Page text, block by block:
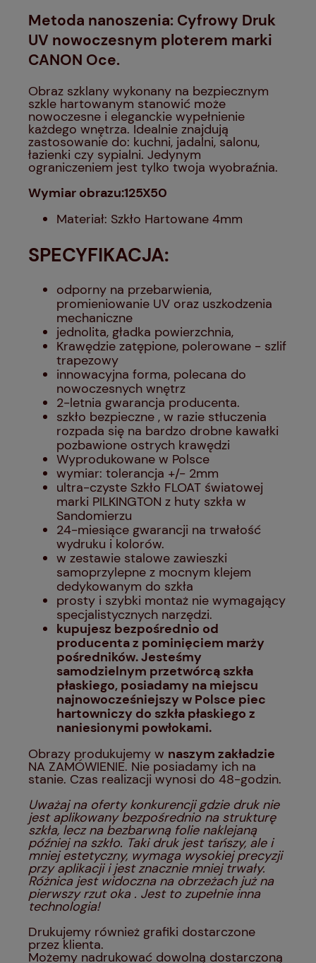
Metoda nanoszenia: Cyfrowy Druk
UV nowoczesnym ploterem marki
CANON Oce.
Obraz szklany wykonany na bezpiecznym
szkle hartowanym stanowić może
nowoczesne i eleganckie wypełnienie
każdego wnętrza. Idealnie znajdują
zastosowanie do: kuchni, jadalni, salonu,
łazienki czy sypialni. Jedynym
ograniczeniem jest tylko twoja wyobraźnia.
Wymiar obrazu:125X50
Materiał: Szkło Hartowane 4mm
SPECYFIKACJA:
odporny na przebarwienia,
promieniowanie UV oraz uszkodzenia
mechaniczne
jednolita, gładka powierzchnia,
Krawędzie zatępione, polerowane - szlif
trapezowy
innowacyjna forma, polecana do
nowoczesnych wnętrz
2-letnia gwarancja producenta.
szkło bezpieczne , w razie stłuczenia
rozpada się na bardzo drobne kawałki
pozbawione ostrych krawędzi
Wyprodukowane w Polsce
wymiar: tolerancja +/- 2mm
ultra-czyste Szkło FLOAT światowej
marki PILKINGTON z huty szkła w
Sandomierzu
24-miesiące gwarancji na trwałość
wydruku i kolorów.
w zestawie stalowe zawieszki
samoprzylepne z mocnym klejem
dedykowanym do szkła
prosty i szybki montaż nie wymagający
specjalistycznych narzędzi.
kupujesz bezpośrednio od
producenta z pominięciem marży
pośredników. Jesteśmy
samodzielnym przetwórcą szkła
płaskiego, posiadamy na miejscu
najnowocześniejszy w Polsce piec
hartowniczy do szkła płaskiego z
naniesionymi powłokami.
Obrazy produkujemy w naszym zakładzie
NA ZAMÓWIENIE. Nie posiadamy ich na
stanie. Czas realizacji wynosi do 48-godzin.
Uważaj na oferty konkurencji gdzie druk nie
jest aplikowany bezpośrednio na strukturę
szkła, lecz na bezbarwną folie naklejaną
później na szkło. Taki druk jest tańszy, ale i
mniej estetyczny, wymaga wysokiej precyzji
przy aplikacji i jest znacznie mniej trwały.
Różnica jest widoczna na obrzeżach już na
pierwszy rzut oka . Jest to zupełnie inna
technologia!
Drukujemy również grafiki dostarczone
przez klienta.
Możemy nadrukować dowolną dostarczoną